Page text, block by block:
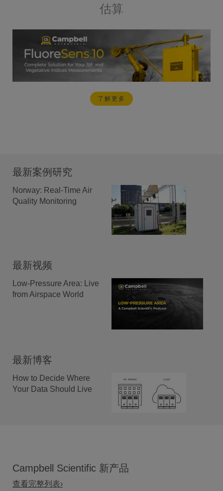
估算
了解更多
最新案例研究
Norway: Real-Time Air
Quality Monitoring
最新视频
Low-Pressure Area: Live
from Airspace World
最新博客
How to Decide Where
Your Data Should Live
Campbell Scientific 新产品
查看完整列表›